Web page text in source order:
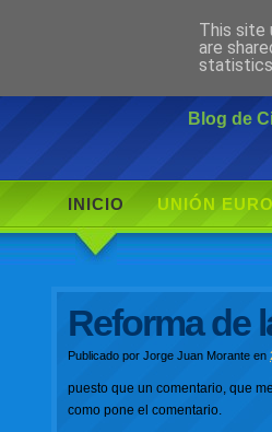
Blog de
INICIO UNIÓN
Reforma de
Publicado porJorge Juan Morante en
puesto que un comentario, que
como pone el comentario.
This site
are